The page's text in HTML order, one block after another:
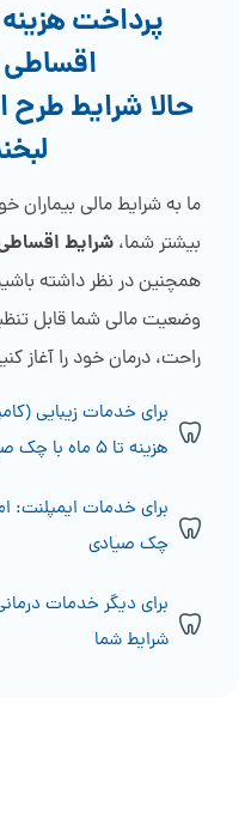
پرداخت
اقساطی
حالا شرایط
ما به شرایط مالی بیماران
بیشتر شما، شرایط
همچنین در نظر داشته
وضعیت مالی شما قابل
راحت، درمان خود را آغاز
برای خدمات زیبایی
هزینه تا ۵ ماه با چک صیادی
چک صیادی
برای دیگر خدمات
شرایط شما